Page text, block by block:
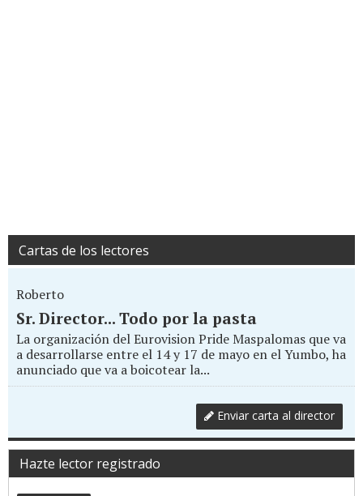
Cartas de los lectores
Roberto
Sr. Director... Todo por la pasta
La organización del Eurovision Pride Maspalomas que va
a desarrollarse entre el 14 y 17 de mayo en el Yumbo, ha
anunciado que va a boicotear la...
Enviar carta al director
Hazte lector registrado